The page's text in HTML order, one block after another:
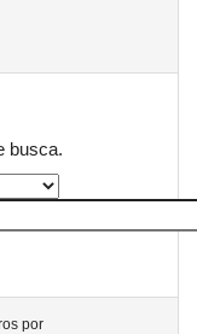
busca.
por